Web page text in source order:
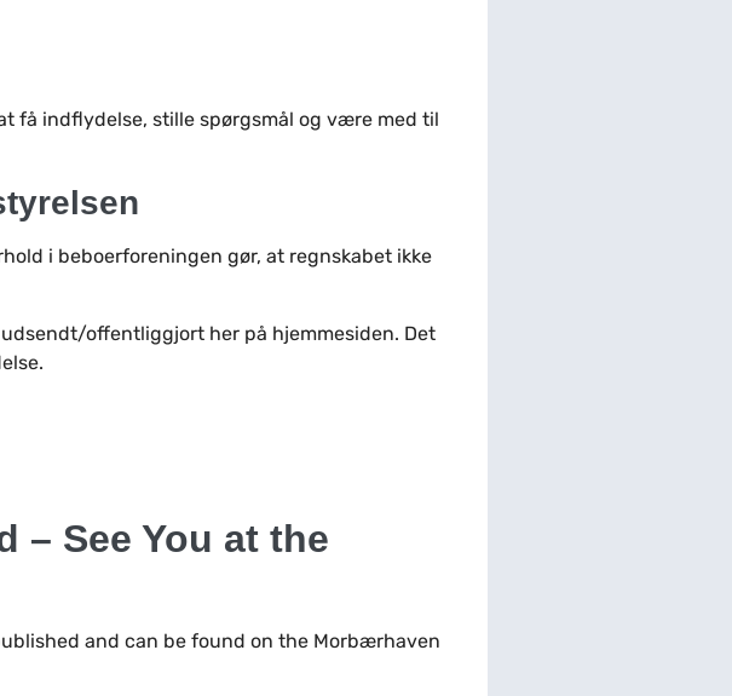
få indflydelse, stille spørgsmål og være med til
i beboerforeningen gør, at regnskabet ikke
offentliggjort her på hjemmesiden. Det
– See You at the
and can be found on the Morbærhaven